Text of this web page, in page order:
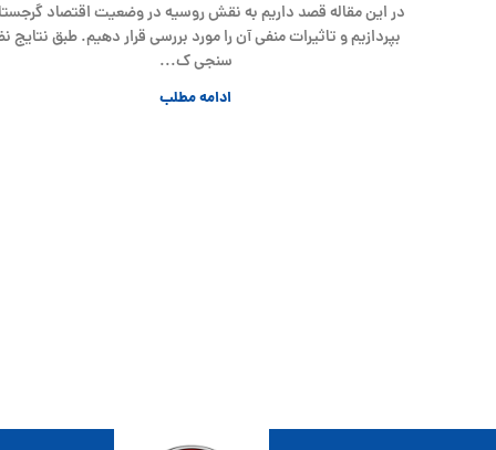
در این مقاله قصد داریم به نقش روسیه در وضعیت اقتصاد
بپردازیم و تاثیرات منفی آن را مورد بررسی قرار دهیم. طبق نتایج
سنجی ک...
ادامه مطلب